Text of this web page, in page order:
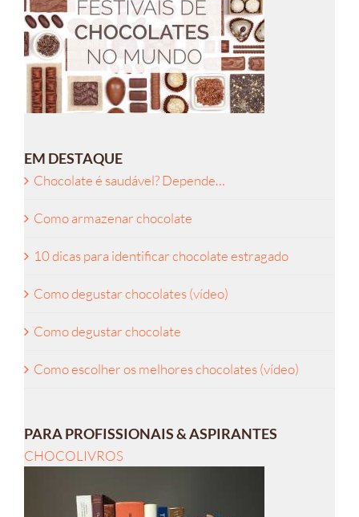
EM DESTAQUE
Chocolate é saudável? Depende…
Como armazenar chocolate
10 dicas para identificar chocolate estragado
Como degustar chocolates (vídeo)
Como degustar chocolate
Como escolher os melhores chocolates (vídeo)
PARA PROFISSIONAIS & ASPIRANTES
CHOCOLIVROS